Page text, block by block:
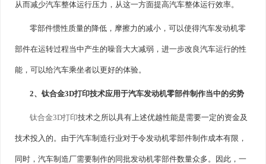
从而减少汽车整体运行压力，从这一方面提高汽车整体运行效率。
零部件惯性质量的降低，摩擦力的减小，可以使得汽车发动机零
部件在运转过程当中产生的噪音大大减弱，进一步改良汽车运行的性
能，可以给汽车乘坐者以更好的体验。
2、钛合金3D打印技术应用于汽车发动机零部件制作当中的劣势
钛合金3D打印技术之所以具有上述优越性能是需要一定的资金及
技术投入的。由于汽车制造行业对于令发动机零部件制作成本有限，
同时，汽车制造厂需要制作的同批发动机零部件数量众多。因此，一